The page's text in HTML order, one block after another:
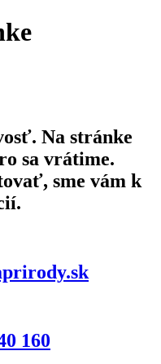
Na stránke
sa vrátime.
sme vám k
160